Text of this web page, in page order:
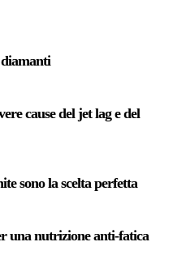
cause del jet lag e del
sono la scelta perfetta
una nutrizione anti-fatica